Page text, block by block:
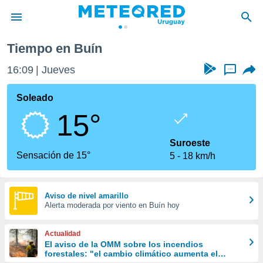
de
ha
calidad.
a este
las
forma
digital
basada
Tiempo en Buín
16:09 Jueves ...
Soleado
15°
Sensación de 15°
Suroeste
5
18 km/h
Aviso de nivel amarillo
Alerta moderada por viento en Buín hoy
Actualidad
El aviso de la OMM sobre los incendios
forestales: "el cambio climático aumenta el